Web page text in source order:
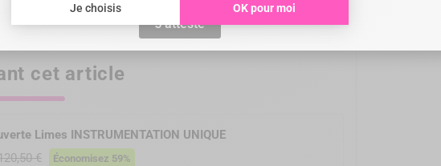
cet article
Limes INSTRUMENTATION UNIQUE
€ Économisez 59%
J'atteste